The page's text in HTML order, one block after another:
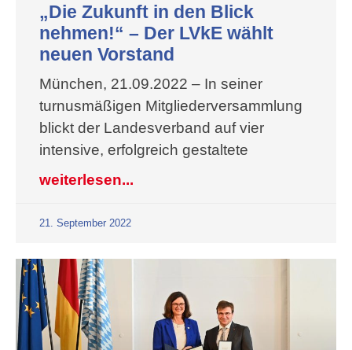
„Die Zukunft in den Blick
nehmen!“ – Der LVkE wählt
neuen Vorstand
München, 21.09.2022 – In seiner
turnusmäßigen Mitgliederversammlung
blickt der Landesverband auf vier
intensive, erfolgreich gestaltete
weiterlesen...
21. September 2022